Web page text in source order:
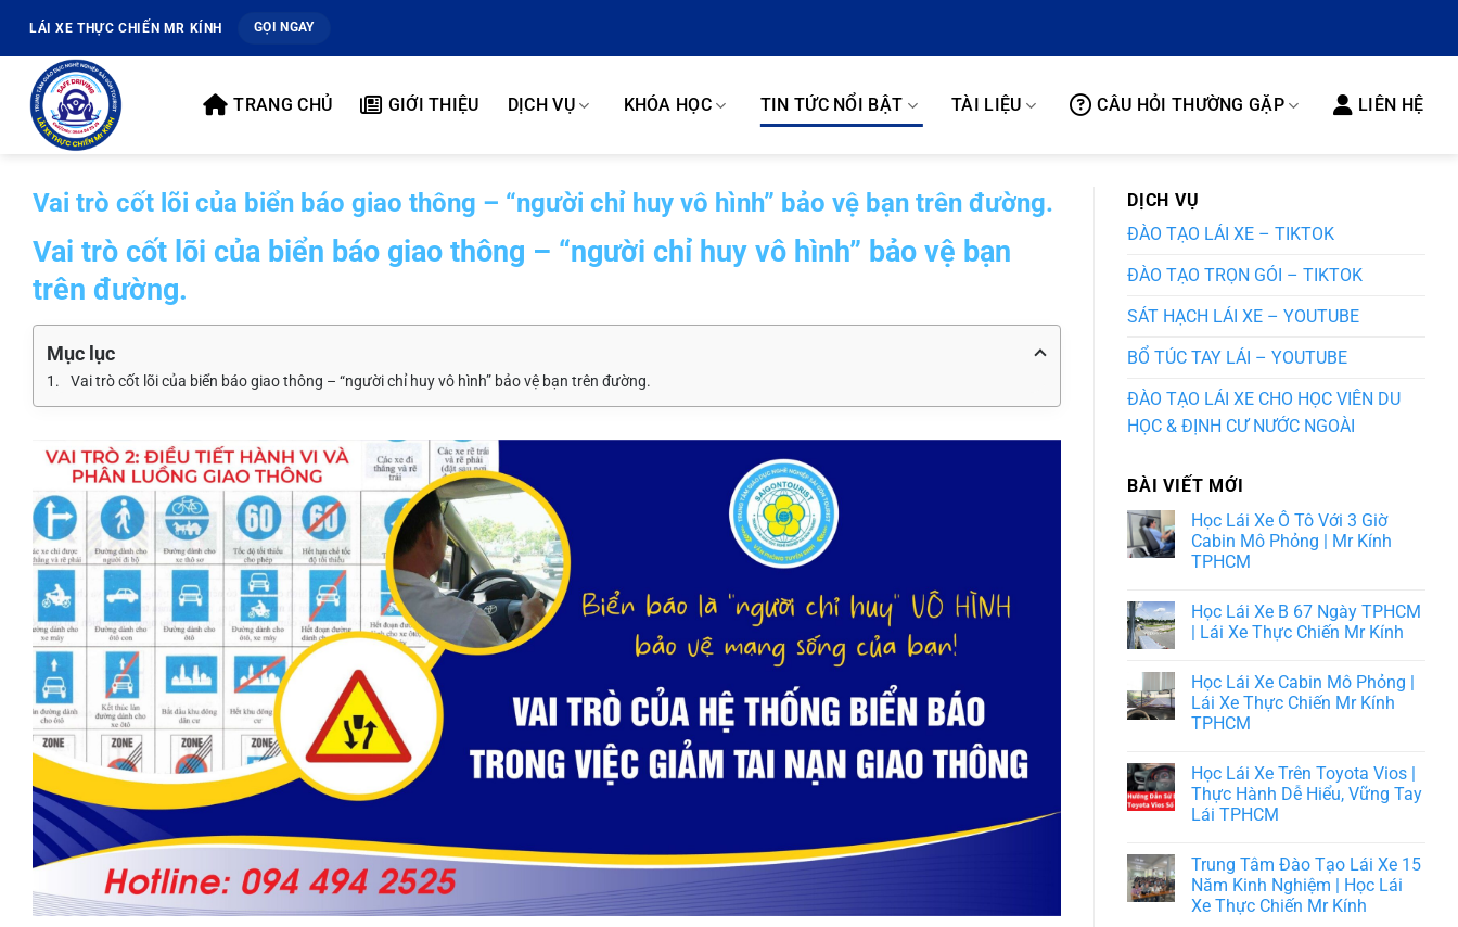
dung
LÁI XE THỰC CHIẾN MR KÍNH GỌI NGAY
TRANG CHỦ GIỚI THIỆU DỊCH VỤ KHÓA HỌC TIN TỨC NỔI BẬT TÀI LIỆU CÂU HỎI THƯỜNG GẶP LIÊN HỆ
Vai trò cốt lõi của biển báo giao thông – “người chỉ huy vô hình” bảo vệ bạn trên đường.
Vai trò cốt lõi của biển báo giao thông – “người chỉ huy vô hình” bảo vệ bạn
trên đường.
Mục lục
Vai trò cốt lõi của biển báo giao thông – “người chỉ huy vô hình” bảo vệ bạn trên đường.
DỊCH VỤ
ĐÀO TẠO LÁI XE – TIKTOK
ĐÀO TẠO TRỌN GÓI – TIKTOK
SÁT HẠCH LÁI XE – YOUTUBE
BỔ TÚC TAY LÁI – YOUTUBE
ĐÀO TẠO LÁI XE CHO HỌC VIÊN DU
HỌC & ĐỊNH CƯ NƯỚC NGOÀI
BÀI VIẾT MỚI
Học Lái Xe Ô Tô Với 3 Giờ
Cabin Mô Phỏng | Mr Kính
TPHCM
Học Lái Xe B 67 Ngày TPHCM
| Lái Xe Thực Chiến Mr Kính
Học Lái Xe Cabin Mô Phỏng |
Lái Xe Thực Chiến Mr Kính
TPHCM
Học Lái Xe Trên Toyota Vios |
Thực Hành Dễ Hiểu, Vững Tay
Lái TPHCM
Trung Tâm Đào Tạo Lái Xe 15
Năm Kinh Nghiệm | Học Lái
Xe Thực Chiến Mr Kính